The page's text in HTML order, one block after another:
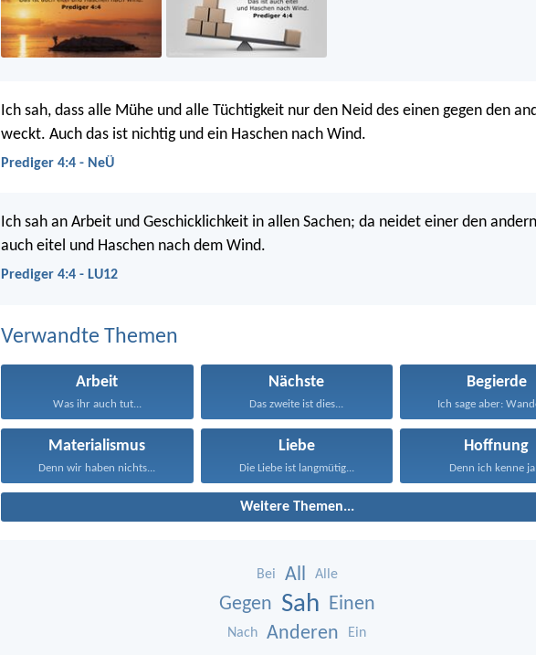
Ich sah, dass alle Mühe und alle Tüchtigkeit nur den Neid des einen gegen den
weckt. Auch das ist nichtig und ein Haschen nach Wind.
Prediger 4:4 - NeÜ
Ich sah an Arbeit und Geschicklichkeit in allen Sachen; da neidet einer den
auch eitel und Haschen nach dem Wind.
Prediger 4:4 - LU12
Verwandte Themen
Arbeit
Was ihr auch tut...
Nächste
Das zweite ist dies...
Begierde
Ich sage aber:
Materialismus
Denn wir haben nichts...
Liebe
Die Liebe ist langmütig...
Hoffnung
Denn ich kenne
Weitere Themen...
Bei All Alle
Gegen Sah Einen
Nach Anderen Ein